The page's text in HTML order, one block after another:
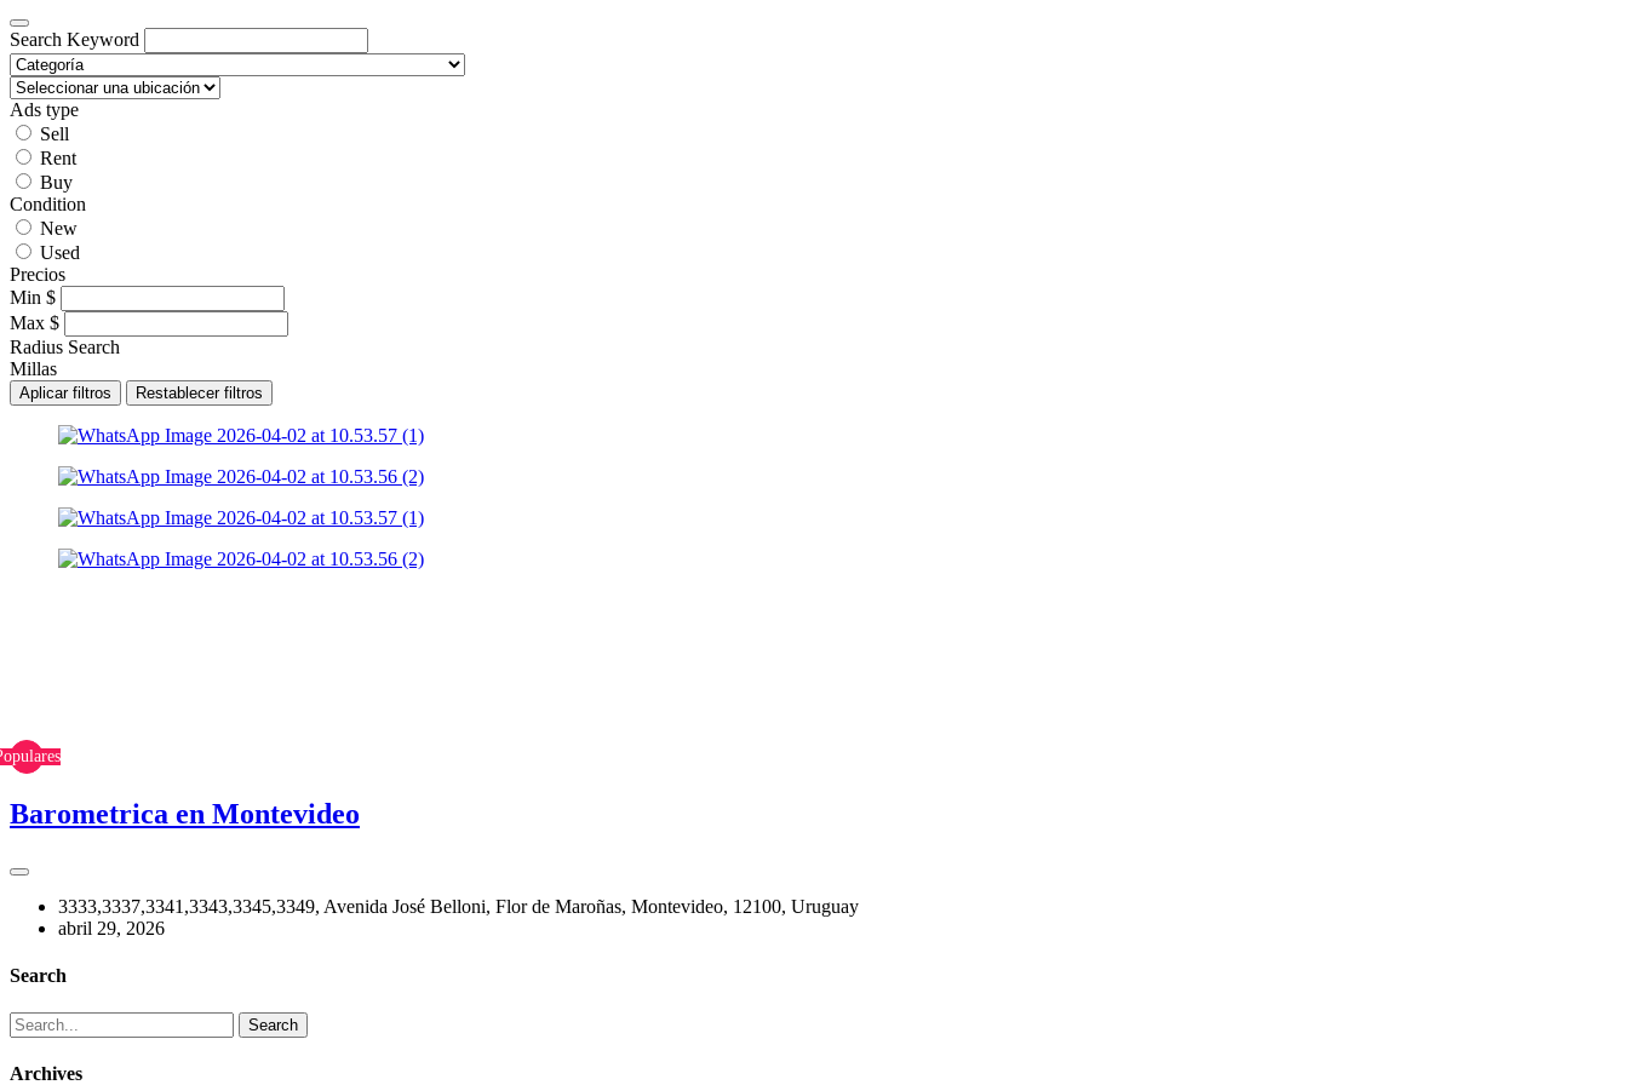
Search Keyword
Ads type
Sell
Rent
Buy
Condition
New
Used
Precios
Min $
Max $
Radius Search
Millas
Aplicar filtros Restablecer filtros
Barometrica en Montevideo
3333,3337,3341,3343,3345,3349, Avenida José Belloni, Flor de Maroñas, Montevideo, 12100, Uruguay
abril 29, 2026
Search
Archives